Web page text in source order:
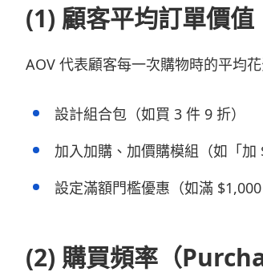
(1) 顧客平均訂單價
AOV 代表顧客每一次購物時的平均
設計組合包（如買 3 件 9 折）
加入加購、加價購模組（如「加
設定滿額門檻優惠（如滿 $1,000
(2) 購買頻率（